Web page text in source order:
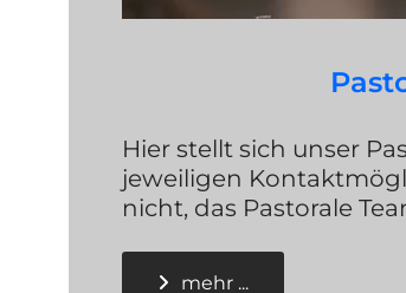
Hier stellt sich unser
jeweiligen
nicht, das Pastorale
mehr ...